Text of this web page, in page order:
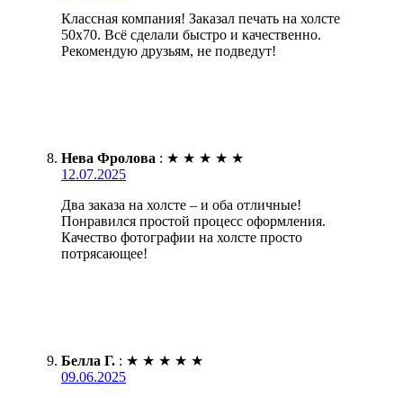
Классная компания! Заказал печать на холсте
50х70. Всё сделали быстро и качественно.
Рекомендую друзьям, не подведут!
Нева Фролова : ★ ★ ★ ★ ★
12.07.2025
Два заказа на холсте – и оба отличные!
Понравился простой процесс оформления.
Качество фотографии на холсте просто
потрясающее!
Белла Г. : ★ ★ ★ ★ ★
09.06.2025